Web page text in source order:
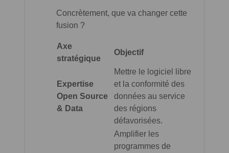
Concrètement, que va changer cette
fusion ?
Axe
stratégique
Objectif
Expertise
Open Source
& Data
Mettre le logiciel libre
et la conformité des
données au service
des régions
défavorisées.
Amplifier les
programmes de